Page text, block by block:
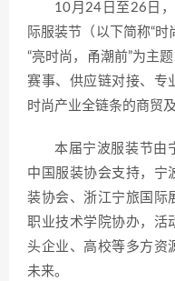
10月24日至26日
际服装节（以下简称“
“亮时尚，甬潮前”为主
赛事、供应链对接、专
时尚产业全链条的商贸
本届宁波服装节由
中国服装协会支持，宁
装协会、浙江宁旅国际
职业技术学院协办，活
头企业、高校等多方资
未来。